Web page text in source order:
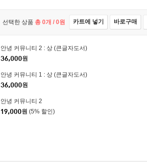
선택한 상품 총 0개 / 0원 카트에 넣기 바로구매
안녕 커뮤니티 2 : 상 (큰글자도서)
36,000원
안녕 커뮤니티 1 : 상 (큰글자도서)
36,000원
안녕 커뮤니티 2
19,000원 (5% 할인)